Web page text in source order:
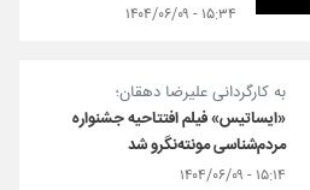
۱۵:۳۴ - ۱۴۰۴/۰۶/۰۹
به کارگردانی علیرضا دهقان؛
«ایساتیس» فیلم افتتاحیه جشنواره
مردم‌شناسی مونته‌نگرو شد
۱۵:۱۴ - ۱۴۰۴/۰۶/۰۹